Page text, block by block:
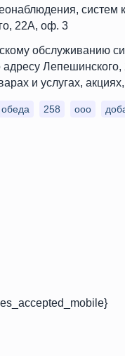
систем
22А, оф. 3
обслуживанию
и услугах,
обеда 258 ооо